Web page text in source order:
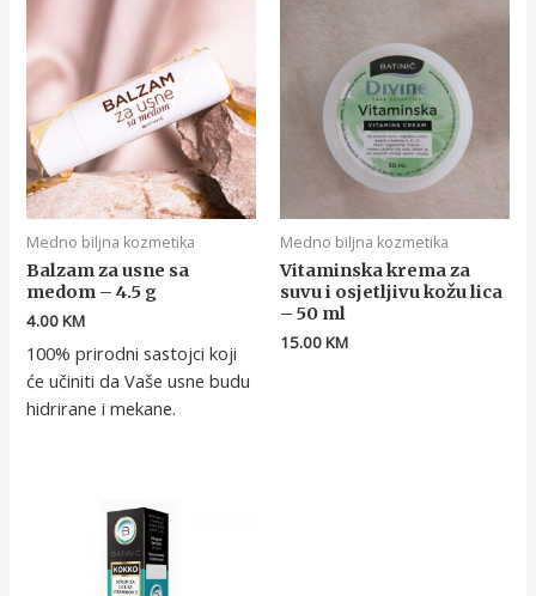
Medno biljna kozmetika
Balzam za usne sa
medom – 4.5 g
4.00KM
100% prirodni sastojci koji
će učiniti da Vaše usne budu
hidrirane i mekane.
Medno biljna kozmetika
Vitaminska krema za
suvu i osjetljivu kožu lica
– 50 ml
15.00KM